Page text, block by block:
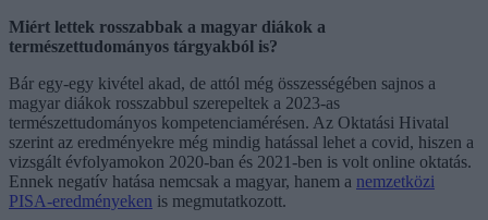
Miért lettek rosszabbak a magyar diákok a
természettudományos tárgyakból is?
Bár egy-egy kivétel akad, de attól még összességében sajnos a
magyar diákok rosszabbul szerepeltek a 2023-as
természettudományos kompetenciamérésen. Az Oktatási Hivatal
szerint az eredményekre még mindig hatással lehet a covid, hiszen a
vizsgált évfolyamokon 2020-ban és 2021-ben is volt online oktatás.
Ennek negatív hatása nemcsak a magyar, hanem a nemzetközi
PISA-eredményeken is megmutatkozott.